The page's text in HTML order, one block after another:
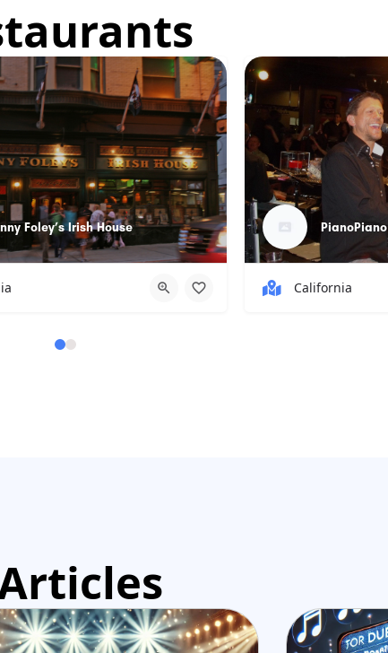
Foley’s Irish House PianoPiano
California